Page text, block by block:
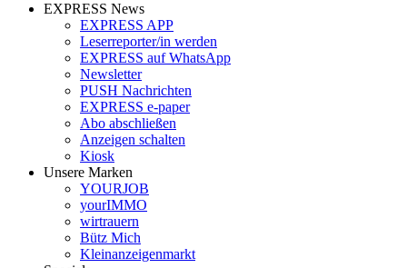
EXPRESS News
EXPRESS APP
Leserreporter/in werden
EXPRESS auf WhatsApp
Newsletter
PUSH Nachrichten
EXPRESS e-paper
Abo abschließen
Anzeigen schalten
Kiosk
Unsere Marken
YOURJOB
yourIMMO
wirtrauern
Bütz Mich
Kleinanzeigenmarkt